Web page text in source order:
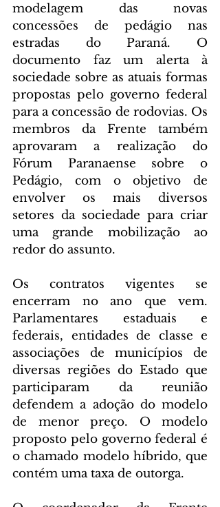
modelagem das novas
concessões de pedágio nas
estradas do Paraná. O
documento faz um alerta à
sociedade sobre as atuais formas
propostas pelo governo federal
para a concessão de rodovias. Os
membros da Frente também
aprovaram a realização do
Fórum Paranaense sobre o
Pedágio, com o objetivo de
envolver os mais diversos
setores da sociedade para criar
uma grande mobilização ao
redor do assunto.
Os contratos vigentes se
encerram no ano que vem.
Parlamentares estaduais e
federais, entidades de classe e
associações de municípios de
diversas regiões do Estado que
participaram da reunião
defendem a adoção do modelo
de menor preço. O modelo
proposto pelo governo federal é
o chamado modelo híbrido, que
contém uma taxa de outorga.